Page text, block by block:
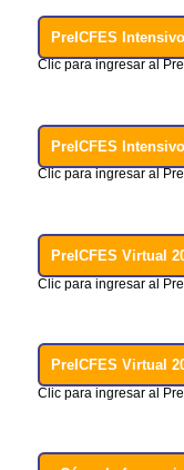
PreICFES
Clic para ingresar al
PreICFES
Clic para ingresar al
PreICFES Virtual
Clic para ingresar al
PreICFES Virtual
Clic para ingresar al